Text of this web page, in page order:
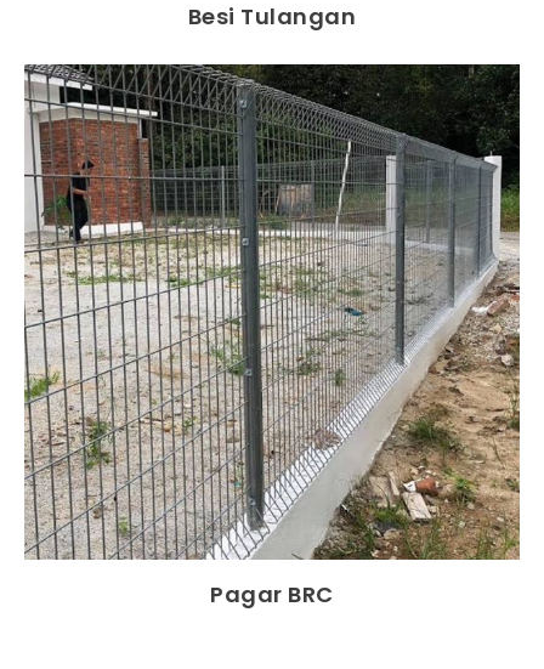
Besi Tulangan
Pagar BRC